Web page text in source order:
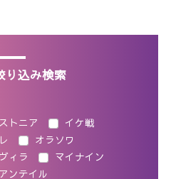
り込み検索
トニア
イケ戦
オラソワ
ィラ
マイナイン
ンテイル